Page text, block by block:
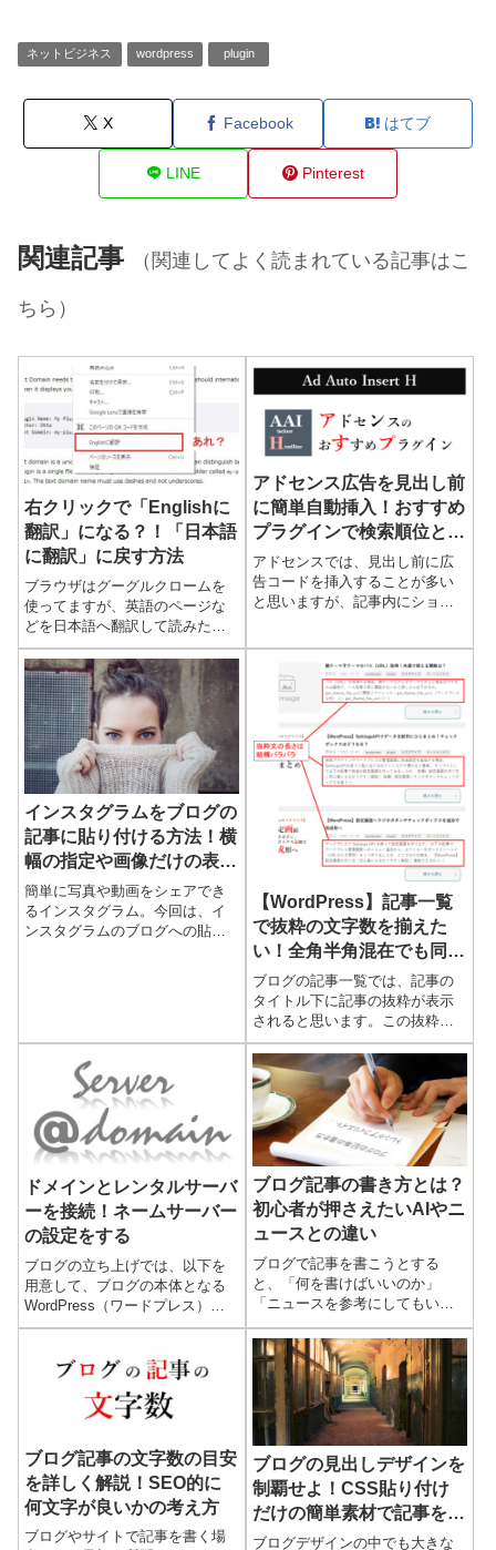
ネットビジネス wordpress plugin
X Facebook はてブ
LINE Pinterest
関連記事
（関連してよく読まれている記事はこ
ちら）
右クリックで「Englishに
翻訳」になる？！「日本語
に翻訳」に戻す方法
ブラウザはグーグルクロームを
使ってますが、英語のページな
どを日本語へ翻訳して読みたい
場合、右クリックしてメニュー
から「日本語に翻訳」を選びま
す。これが、ある時から
「Englishに翻訳」と表示される
よ...
アドセンス広告を見出し前
に簡単自動挿入！おすすめ
プラグインで検索順位と収
益アップを狙う
アドセンスでは、見出し前に広
告コードを挿入することが多い
と思いますが、記事内にショー
構面倒。（moreタグの場合、そ
もそもmoreタグの入れ...
インスタグラムをブログの
記事に貼り付ける方法！横
幅の指定や画像だけの表示
方法も詳しく
簡単に写真や動画をシェアでき
るインスタグラム。今回は、イ
ンスタグラムのブログへの貼り
【WordPress】記事一覧
で抜粋の文字数を揃えた
い！全角半角混在でも同じ
にする方法
ブログの記事一覧では、記事の
タイトル下に記事の抜粋が表示
されると思います。この抜粋、
日本語の全角文字や全角記号、
半角の英数記号が混在の場合、
全角文字が多いか半角文字が多
いかで見た目の文字の量も異な
り、...
ドメインとレンタルサーバ
ーを接続！ネームサーバー
の設定をする
ブログの立ち上げでは、以下を
用意して、ブログの本体となる
WordPress（ワードプレス）を
インストールします。「ドメイ
の）「サーバー」（ブログを置
く土地となるもの。レンタ...
ブログ記事の書き方とは？
初心者が押さえたいAIやニ
ュースとの違い
ブログで記事を書こうとする
と、「何を書けばいいのか」
「ニュースを参考にしてもいい
入れるのか」と迷うことがある
と思います。まず押さえておき
たいのは、ブログはニュースを
そのまま...
ブログ記事の文字数の目安
を詳しく解説！SEO的に
何文字が良いかの考え方
ブログやサイトで記事を書く場
ブログの見出しデザインを
制覇せよ！CSS貼り付け
だけの簡単素材で記事を彩
る
ブログデザインの中でも大きな